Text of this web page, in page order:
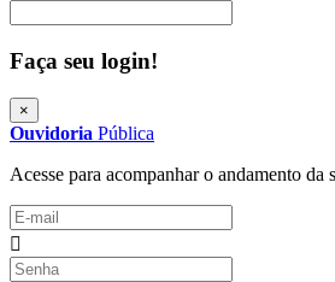
Faça seu login!
×
Ouvidoria Pública
Acesse para acompanhar o andamento da